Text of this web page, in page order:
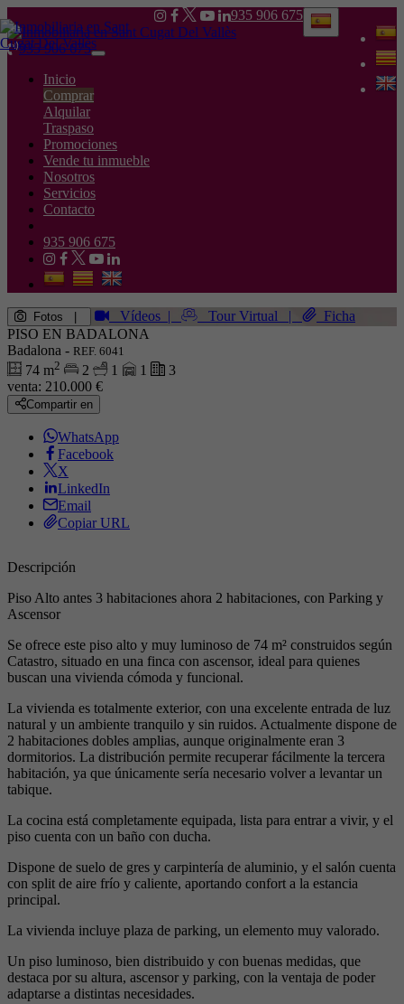
935 906 675
935 906 675
Toggle
Inicio
Comprar
Alquilar
Traspaso
Promociones
Vende tu inmueble
Nosotros
Servicios
Contacto
935 906 675
Fotos Vídeos | Tour Virtual |
Ficha
PISO EN BADALONA
Badalona - REF. 6041
74 m2 2 1 1
3
venta: 210.000 €
Compartir en
WhatsApp
Facebook
X
LinkedIn
Email
Copiar URL
Descripción
Piso Alto antes 3 habitaciones ahora 2 habitaciones, con Parking y
Ascensor
Se ofrece este piso alto y muy luminoso de 74 m² construidos según
Catastro, situado en una finca con ascensor, ideal para quienes
buscan una vivienda cómoda y funcional.
La vivienda es totalmente exterior, con una excelente entrada de luz
natural y un ambiente tranquilo y sin ruidos. Actualmente dispone de
2 habitaciones dobles amplias, aunque originalmente eran 3
dormitorios. La distribución permite recuperar fácilmente la tercera
habitación, ya que únicamente sería necesario volver a levantar un
tabique.
La cocina está completamente equipada, lista para entrar a vivir, y el
piso cuenta con un baño con ducha.
Dispone de suelo de gres y carpintería de aluminio, y el salón cuenta
con split de aire frío y caliente, aportando confort a la estancia
principal.
La vivienda incluye plaza de parking, un elemento muy valorado.
Un piso luminoso, bien distribuido y con buenas medidas, que
destaca por su altura, ascensor y parking, con la ventaja de poder
adaptarse a distintas necesidades.